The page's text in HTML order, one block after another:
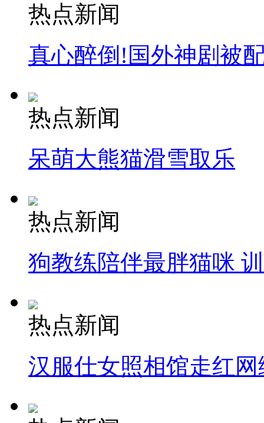
热点新闻
真心醉倒!国外神剧被
热点新闻
呆萌大熊猫滑雪取乐
热点新闻
狗教练陪伴最胖猫咪
热点新闻
汉服仕女照相馆走红网